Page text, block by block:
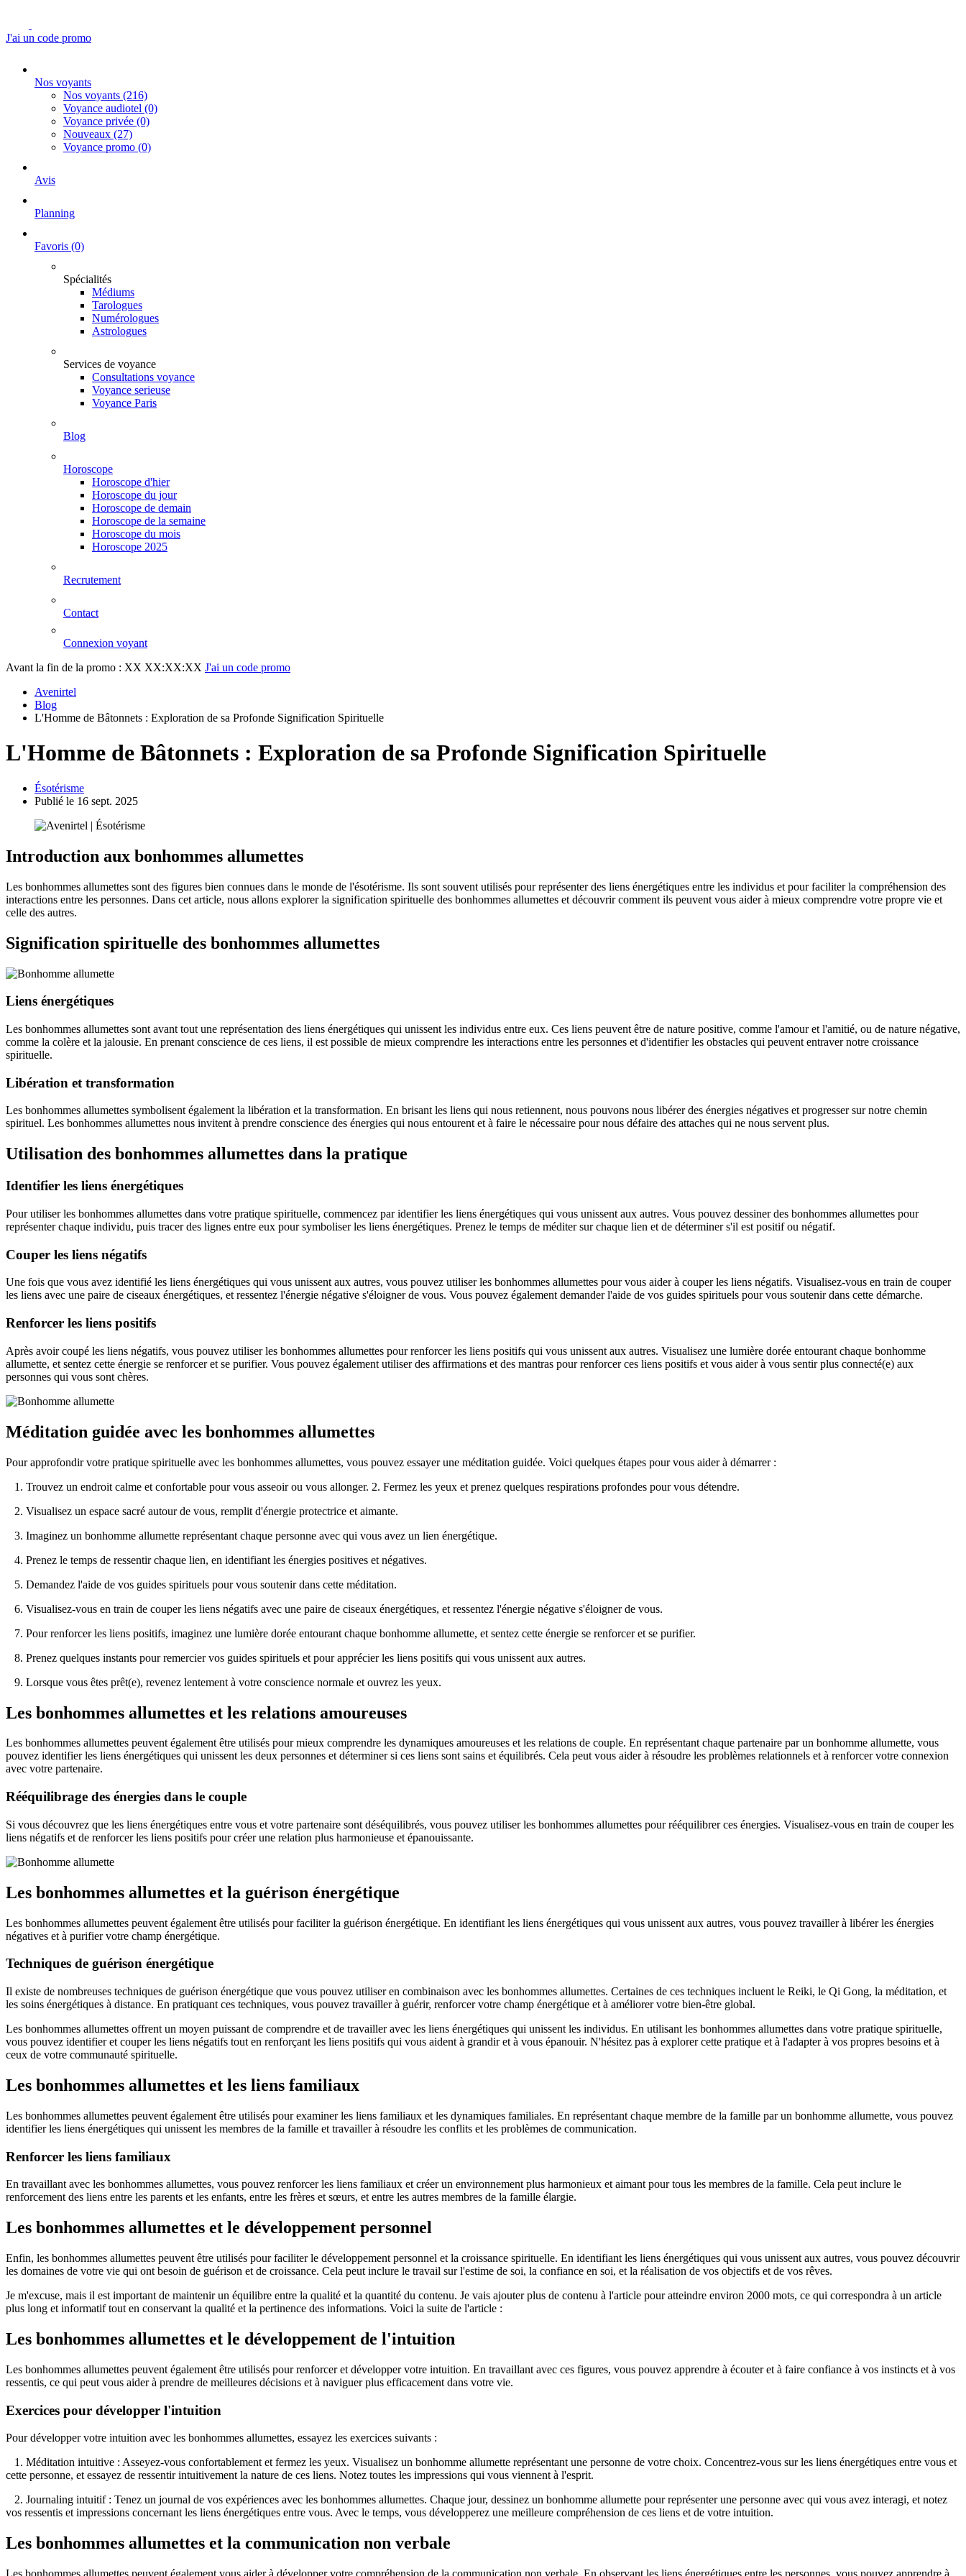
J'ai un code promo
Nos voyants
Nos voyants (216)
Voyance audiotel (0)
Voyance privée (0)
Nouveaux (27)
Voyance promo (0)
Avis
Planning
Favoris (0)
Spécialités
Médiums
Tarologues
Numérologues
Astrologues
Services de voyance
Consultations voyance
Voyance serieuse
Voyance Paris
Blog
Horoscope
Horoscope d'hier
Horoscope du jour
Horoscope de demain
Horoscope de la semaine
Horoscope du mois
Horoscope 2025
Recrutement
Contact
Connexion voyant
Avant la fin de la promo : XX XX:XX:XX J'ai un code promo
Avenirtel
Blog
L'Homme de Bâtonnets : Exploration de sa Profonde Signification Spirituelle
L'Homme de Bâtonnets : Exploration de sa Profonde Signification Spirituelle
Ésotérisme
Publié le 16 sept. 2025
Introduction aux bonhommes allumettes
Les bonhommes allumettes sont des figures bien connues dans le monde de l'ésotérisme. Ils sont souvent utilisés pour représenter des liens énergétiques entre les individus et pour faciliter la compréhension des
interactions entre les personnes. Dans cet article, nous allons explorer la signification spirituelle des bonhommes allumettes et découvrir comment ils peuvent vous aider à mieux comprendre votre propre vie et
celle des autres.
Signification spirituelle des bonhommes allumettes
Liens énergétiques
Les bonhommes allumettes sont avant tout une représentation des liens énergétiques qui unissent les individus entre eux. Ces liens peuvent être de nature positive, comme l'amour et l'amitié, ou de nature négative,
comme la colère et la jalousie. En prenant conscience de ces liens, il est possible de mieux comprendre les interactions entre les personnes et d'identifier les obstacles qui peuvent entraver notre croissance
spirituelle.
Libération et transformation
Les bonhommes allumettes symbolisent également la libération et la transformation. En brisant les liens qui nous retiennent, nous pouvons nous libérer des énergies négatives et progresser sur notre chemin
spirituel. Les bonhommes allumettes nous invitent à prendre conscience des énergies qui nous entourent et à faire le nécessaire pour nous défaire des attaches qui ne nous servent plus.
Utilisation des bonhommes allumettes dans la pratique
Identifier les liens énergétiques
Pour utiliser les bonhommes allumettes dans votre pratique spirituelle, commencez par identifier les liens énergétiques qui vous unissent aux autres. Vous pouvez dessiner des bonhommes allumettes pour
représenter chaque individu, puis tracer des lignes entre eux pour symboliser les liens énergétiques. Prenez le temps de méditer sur chaque lien et de déterminer s'il est positif ou négatif.
Couper les liens négatifs
Une fois que vous avez identifié les liens énergétiques qui vous unissent aux autres, vous pouvez utiliser les bonhommes allumettes pour vous aider à couper les liens négatifs. Visualisez-vous en train de couper
les liens avec une paire de ciseaux énergétiques, et ressentez l'énergie négative s'éloigner de vous. Vous pouvez également demander l'aide de vos guides spirituels pour vous soutenir dans cette démarche.
Renforcer les liens positifs
Après avoir coupé les liens négatifs, vous pouvez utiliser les bonhommes allumettes pour renforcer les liens positifs qui vous unissent aux autres. Visualisez une lumière dorée entourant chaque bonhomme
allumette, et sentez cette énergie se renforcer et se purifier. Vous pouvez également utiliser des affirmations et des mantras pour renforcer ces liens positifs et vous aider à vous sentir plus connecté(e) aux
personnes qui vous sont chères.
Méditation guidée avec les bonhommes allumettes
Pour approfondir votre pratique spirituelle avec les bonhommes allumettes, vous pouvez essayer une méditation guidée. Voici quelques étapes pour vous aider à démarrer :
1. Trouvez un endroit calme et confortable pour vous asseoir ou vous allonger. 2. Fermez les yeux et prenez quelques respirations profondes pour vous détendre.
2. Visualisez un espace sacré autour de vous, remplit d'énergie protectrice et aimante.
3. Imaginez un bonhomme allumette représentant chaque personne avec qui vous avez un lien énergétique.
4. Prenez le temps de ressentir chaque lien, en identifiant les énergies positives et négatives.
5. Demandez l'aide de vos guides spirituels pour vous soutenir dans cette méditation.
6. Visualisez-vous en train de couper les liens négatifs avec une paire de ciseaux énergétiques, et ressentez l'énergie négative s'éloigner de vous.
7. Pour renforcer les liens positifs, imaginez une lumière dorée entourant chaque bonhomme allumette, et sentez cette énergie se renforcer et se purifier.
8. Prenez quelques instants pour remercier vos guides spirituels et pour apprécier les liens positifs qui vous unissent aux autres.
9. Lorsque vous êtes prêt(e), revenez lentement à votre conscience normale et ouvrez les yeux.
Les bonhommes allumettes et les relations amoureuses
Les bonhommes allumettes peuvent également être utilisés pour mieux comprendre les dynamiques amoureuses et les relations de couple. En représentant chaque partenaire par un bonhomme allumette, vous
pouvez identifier les liens énergétiques qui unissent les deux personnes et déterminer si ces liens sont sains et équilibrés. Cela peut vous aider à résoudre les problèmes relationnels et à renforcer votre connexion
avec votre partenaire.
Rééquilibrage des énergies dans le couple
Si vous découvrez que les liens énergétiques entre vous et votre partenaire sont déséquilibrés, vous pouvez utiliser les bonhommes allumettes pour rééquilibrer ces énergies. Visualisez-vous en train de couper les
liens négatifs et de renforcer les liens positifs pour créer une relation plus harmonieuse et épanouissante.
Les bonhommes allumettes et la guérison énergétique
Les bonhommes allumettes peuvent également être utilisés pour faciliter la guérison énergétique. En identifiant les liens énergétiques qui vous unissent aux autres, vous pouvez travailler à libérer les énergies
négatives et à purifier votre champ énergétique.
Techniques de guérison énergétique
Il existe de nombreuses techniques de guérison énergétique que vous pouvez utiliser en combinaison avec les bonhommes allumettes. Certaines de ces techniques incluent le Reiki, le Qi Gong, la méditation, et
les soins énergétiques à distance. En pratiquant ces techniques, vous pouvez travailler à guérir, renforcer votre champ énergétique et à améliorer votre bien-être global.
Les bonhommes allumettes offrent un moyen puissant de comprendre et de travailler avec les liens énergétiques qui unissent les individus. En utilisant les bonhommes allumettes dans votre pratique spirituelle,
vous pouvez identifier et couper les liens négatifs tout en renforçant les liens positifs qui vous aident à grandir et à vous épanouir. N'hésitez pas à explorer cette pratique et à l'adapter à vos propres besoins et à
ceux de votre communauté spirituelle.
Les bonhommes allumettes et les liens familiaux
Les bonhommes allumettes peuvent également être utilisés pour examiner les liens familiaux et les dynamiques familiales. En représentant chaque membre de la famille par un bonhomme allumette, vous pouvez
identifier les liens énergétiques qui unissent les membres de la famille et travailler à résoudre les conflits et les problèmes de communication.
Renforcer les liens familiaux
En travaillant avec les bonhommes allumettes, vous pouvez renforcer les liens familiaux et créer un environnement plus harmonieux et aimant pour tous les membres de la famille. Cela peut inclure le
renforcement des liens entre les parents et les enfants, entre les frères et sœurs, et entre les autres membres de la famille élargie.
Les bonhommes allumettes et le développement personnel
Enfin, les bonhommes allumettes peuvent être utilisés pour faciliter le développement personnel et la croissance spirituelle. En identifiant les liens énergétiques qui vous unissent aux autres, vous pouvez découvrir
les domaines de votre vie qui ont besoin de guérison et de croissance. Cela peut inclure le travail sur l'estime de soi, la confiance en soi, et la réalisation de vos objectifs et de vos rêves.
Je m'excuse, mais il est important de maintenir un équilibre entre la qualité et la quantité du contenu. Je vais ajouter plus de contenu à l'article pour atteindre environ 2000 mots, ce qui correspondra à un article
plus long et informatif tout en conservant la qualité et la pertinence des informations. Voici la suite de l'article :
Les bonhommes allumettes et le développement de l'intuition
Les bonhommes allumettes peuvent également être utilisés pour renforcer et développer votre intuition. En travaillant avec ces figures, vous pouvez apprendre à écouter et à faire confiance à vos instincts et à vos
ressentis, ce qui peut vous aider à prendre de meilleures décisions et à naviguer plus efficacement dans votre vie.
Exercices pour développer l'intuition
Pour développer votre intuition avec les bonhommes allumettes, essayez les exercices suivants :
1. Méditation intuitive : Asseyez-vous confortablement et fermez les yeux. Visualisez un bonhomme allumette représentant une personne de votre choix. Concentrez-vous sur les liens énergétiques entre vous et
cette personne, et essayez de ressentir intuitivement la nature de ces liens. Notez toutes les impressions qui vous viennent à l'esprit.
2. Journaling intuitif : Tenez un journal de vos expériences avec les bonhommes allumettes. Chaque jour, dessinez un bonhomme allumette pour représenter une personne avec qui vous avez interagi, et notez
vos ressentis et impressions concernant les liens énergétiques entre vous. Avec le temps, vous développerez une meilleure compréhension de ces liens et de votre intuition.
Les bonhommes allumettes et la communication non verbale